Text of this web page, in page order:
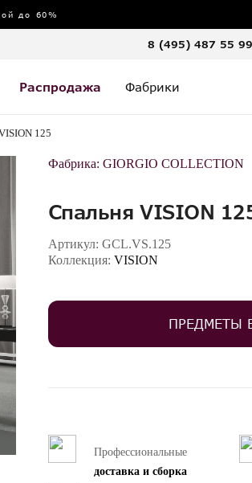
до 60%
8 (495) 487 55 99
Распродажа Фабрики
125
Фабрика: GIORGIO COLLECTION
Спальня VISION
Артикул: GCL.VS.125
Коллекция: VISION
ПРЕДМЕТЫ
Профессиональные
доставка и сборка